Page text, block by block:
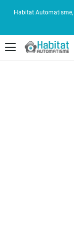
Habitat Automatisme,